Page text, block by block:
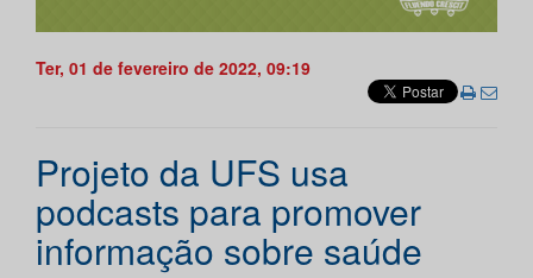
Ter, 01 de fevereiro de 2022, 09:19
Projeto da UFS usa
podcasts para promover
informação sobre saúde